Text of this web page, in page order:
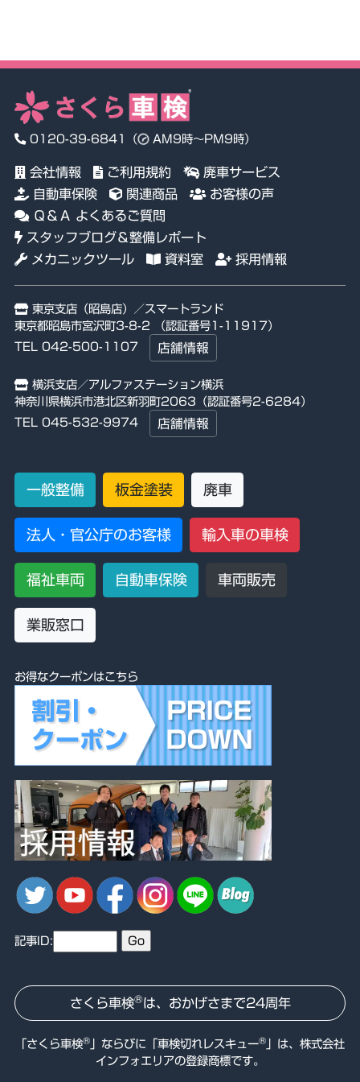
0120-39-6841 （ AM9時～PM9時）
会社情報 ご利用規約
廃車サービス
自動車保険
関連商品
お客様の声
Ｑ＆Ａ よくあるご質問
スタッフブログ＆整備レポート
メカニックツール
資料室 採用情報
東京支店（昭島店）／スマートランド
東京都昭島市宮沢町3-8-2 （認証番号1-11917）
TEL 042-500-1107
店舗情報
横浜支店／アルファステーション横浜
神奈川県横浜市港北区新羽町2063（認証番号2-6284）
TEL 045-532-9974
店舗情報
一般整備 板金塗装 廃車
法人・官公庁のお客様 輸入車の車検
福祉車両 自動車保険 車両販売
業販窓口
お得なクーポンはこちら
記事ID:
さくら車検®は、おかげさまで24周年
「さくら車検® 」ならびに「 車検切れレスキュー®
」は、株式会社
インフォエリアの登録商標です。